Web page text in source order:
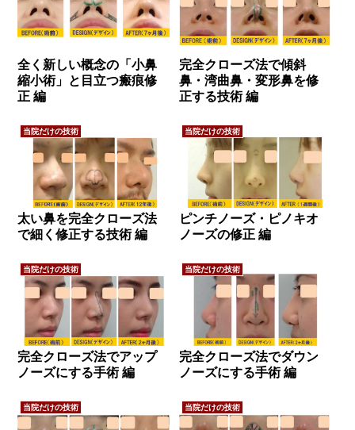
全く新しい概念の「小鼻
縮小術」と目立つ瘢痕修
正 編​
完全クローズ法で傾斜
鼻・湾曲鼻・変形鼻を修
正する技術 編
当院だけの技術
太い鼻を完全クローズ法
で細く修正する技術 編
当院だけの技術
ピンチノーズ・ピノキオ
ノーズの修正 編
当院だけの技術
完全クローズ法でアップ
ノーズにする手術 編
当院だけの技術
完全クローズ法でダウン
ノーズにする手術 編
当院だけの技術 当院だけの技術